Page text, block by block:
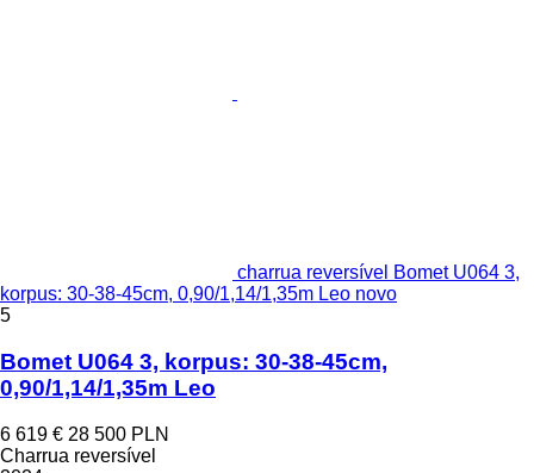
charrua reversível Bomet U064 3,
korpus: 30-38-45cm, 0,90/1,14/1,35m Leo novo
5
Bomet U064 3, korpus: 30-38-45cm,
0,90/1,14/1,35m Leo
6 619 € 28 500 PLN
Charrua reversível